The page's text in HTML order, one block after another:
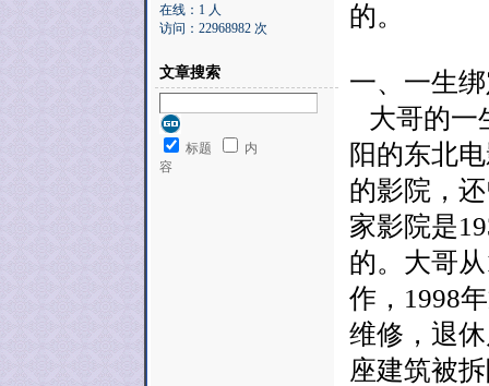
在线：1 人
访问：22968982 次
文章搜索
标题
内
容
的。
一、一生
大哥的一
阳的东北
的影院，
家影院是
的。大哥
作，1998
维修，退
座建筑被